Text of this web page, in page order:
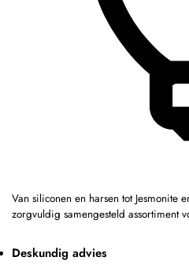
Van siliconen en harsen tot Jesmonite
zorgvuldig samengesteld assortiment
Deskundig advies